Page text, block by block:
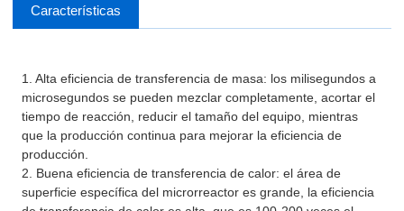
Características
1. Alta eficiencia de transferencia de masa: los milisegundos a
microsegundos se pueden mezclar completamente, acortar el
tiempo de reacción, reducir el tamaño del equipo, mientras
que la producción continua para mejorar la eficiencia de
producción.
2. Buena eficiencia de transferencia de calor: el área de
superficie específica del microrreactor es grande, la eficiencia